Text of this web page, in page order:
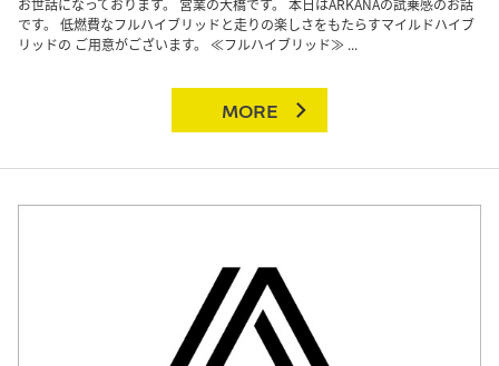
お世話になっております。 営業の大橋です。 本日はARKANAの試乗感のお話
です。 低燃費なフルハイブリッドと走りの楽しさをもたらすマイルドハイブ
リッドの ご用意がございます。 ≪フルハイブリッド≫ ...
MORE